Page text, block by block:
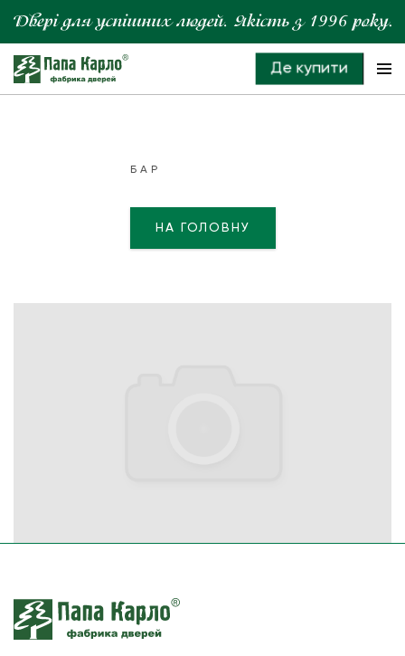
Де купити
БАР
НА ГОЛОВНУ